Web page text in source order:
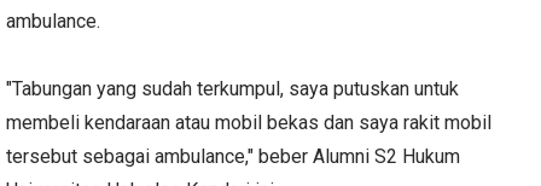
ambulance.
"Tabungan yang sudah terkumpul, saya putuskan untuk
membeli kendaraan atau mobil bekas dan saya rakit mobil
tersebut sebagai ambulance," beber Alumni S2 Hukum